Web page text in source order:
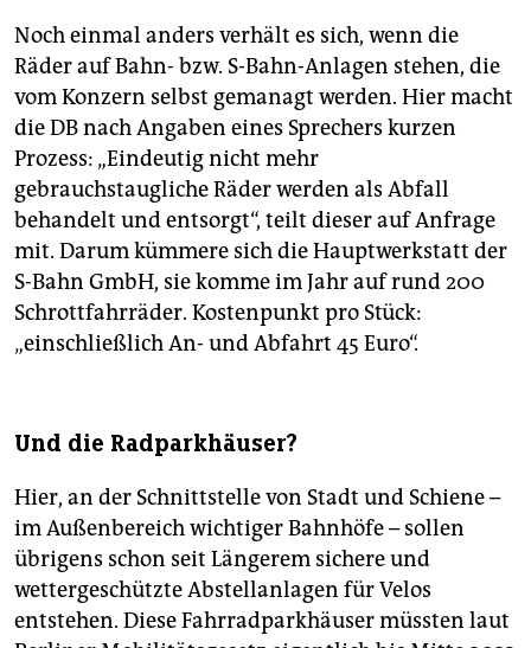
Noch einmal anders verhält es sich, wenn die
Räder auf Bahn- bzw. S-Bahn-Anlagen stehen, die
vom Konzern selbst gemanagt werden. Hier macht
die DB nach Angaben eines Sprechers kurzen
Prozess: „Eindeutig nicht mehr
gebrauchstaugliche Räder werden als Abfall
behandelt und entsorgt“, teilt dieser auf Anfrage
mit. Darum kümmere sich die Hauptwerkstatt der
S-Bahn GmbH, sie komme im Jahr auf rund 200
Schrottfahrräder. Kostenpunkt pro Stück:
„einschließlich An- und Abfahrt 45 Euro“.
Und die Radparkhäuser?
Hier, an der Schnittstelle von Stadt und Schiene –
im Außenbereich wichtiger Bahnhöfe – sollen
übrigens schon seit Längerem sichere und
wettergeschützte Abstellanlagen für Velos
entstehen. Diese Fahrradparkhäuser müssten laut